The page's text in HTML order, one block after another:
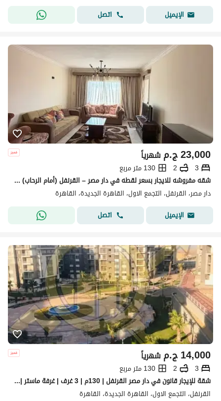
الإيميل
اتصل
ج.م23,000 شهرياً
3
2
130 متر مربع
شقه مفروشه للايجار بسعر لقطه في دار مصر – القرنفل (أمام الرحاب) وامام السوق الشرقي
دار مصر، القرنفل، التجمع الاول، القاهرة الجديدة، القاهرة
الإيميل
اتصل
ج.م14,000 شهرياً
3
2
130 متر مربع
شقة للإيجار قانون في دار مصر القرنفل | 130م | 3 غرف | غرفة ماستر | فيو لاند سكيب | مطبخ راكب
القرنفل، التجمع الاول، القاهرة الجديدة، القاهرة